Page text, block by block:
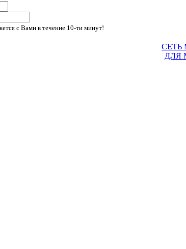
с Вами в течение 10-ти минут!
СЕТЬ
ДЛЯ